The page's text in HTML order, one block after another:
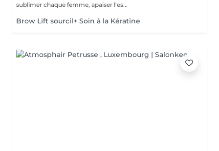
sublimer chaque femme, apaiser l'es...
Brow Lift sourcil+ Soin à la Kératine